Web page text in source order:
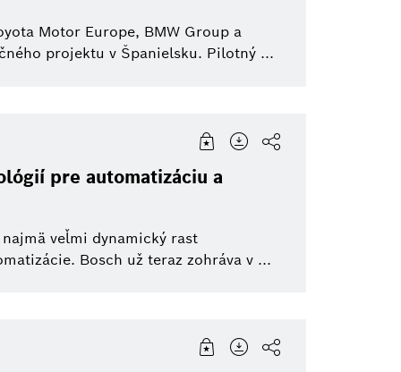
Motor Europe, BMW Group a
projektu v Španielsku. Pilotný ...
pre automatizáciu a
veľmi dynamický rast
Bosch už teraz zohráva v ...